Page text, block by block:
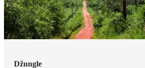
Džungle